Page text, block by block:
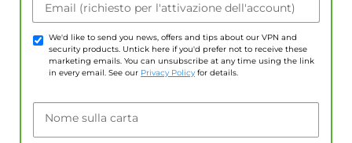
Email (richiesto per l'attivazione dell'account)
We'd like to send you news, offers and tips about our VPN and
security products. Untick here if you'd prefer not to receive these
marketing emails. You can unsubscribe at any time using the link
in every email. See our Privacy Policy for details.
Nome sulla carta